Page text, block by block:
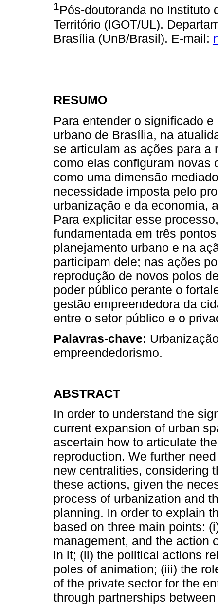
1Pós-doutoranda no Instituto
Território (IGOT/UL).
Brasília (UnB/Brasil). E-mail:
RESUMO
Para entender o significado
urbano de Brasília, na
se articulam as ações para a
como elas configuram novas
como uma dimensão
necessidade imposta pelo
urbanização e da economia,
Para explicitar esse
fundamentada em três
planejamento urbano e na
participam dele; nas ações
reprodução de novos polos
poder público perante o
gestão empreendedora da
entre o setor público e o
Palavras-chave:
empreendedorismo.
ABSTRACT
In order to understand the
current expansion of urban
ascertain how to articulate
reproduction. We further
new centralities, considering
these actions, given the
process of urbanization and
planning. In order to explain
based on three main points:
management, and the action
in it; (ii) the political actions
poles of animation; (iii) the
of the private sector for the
through partnerships